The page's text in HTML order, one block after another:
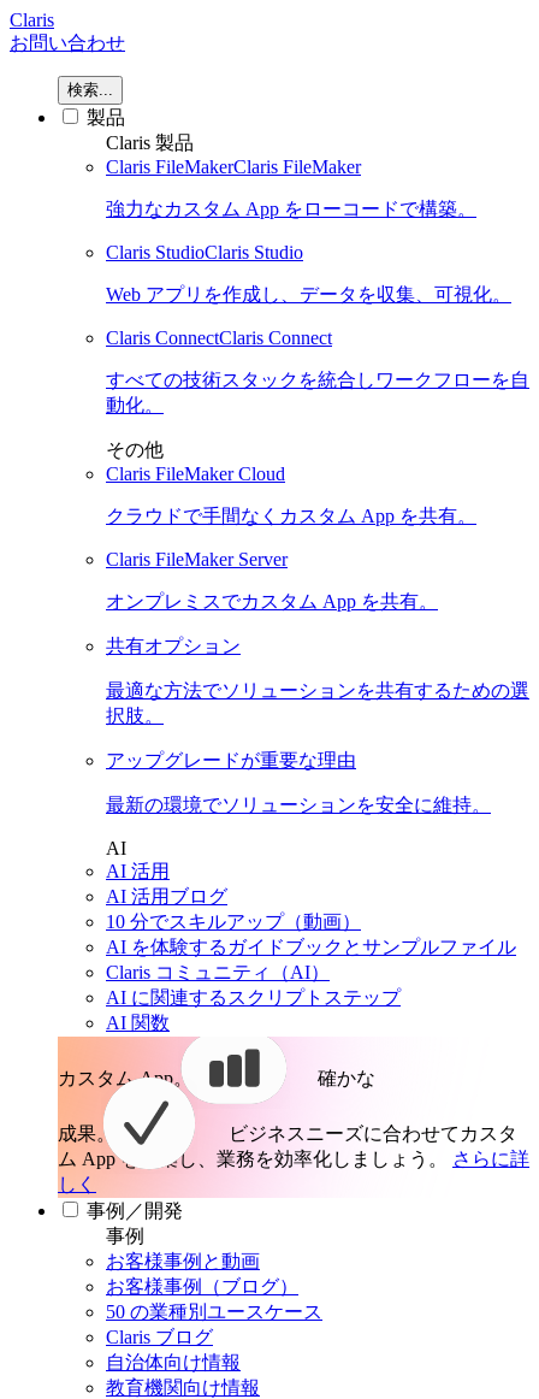
Claris
お問い合わせ
検索...
製品
Claris 製品
Claris FileMakerClaris FileMaker
強力なカスタム App をローコードで構築。
Claris StudioClaris Studio
Web アプリを作成し、データを収集、可視化。
Claris ConnectClaris Connect
すべての技術スタックを統合しワークフローを自
動化。
その他
Claris FileMaker Cloud
クラウドで手間なくカスタム App を共有。
Claris FileMaker Server
オンプレミスでカスタム App を共有。
共有オプション
最適な方法でソリューションを共有するための選
択肢。
アップグレードが重要な理由
最新の環境でソリューションを安全に維持。
AI
AI 活用
AI 活用ブログ
10 分でスキルアップ（動画）
AI を体験するガイドブックとサンプルファイル
Claris コミュニティ（AI）
AI に関連するスクリプトステップ
AI 関数
カスタム App。 確かな
成果。
ビジネスニーズに合わせてカスタ
ム App を構築し、業務を効率化しましょう。
さらに詳
しく
事例／開発
事例
お客様事例と動画
お客様事例（ブログ）
50 の業種別ユースケース
Claris ブログ
自治体向け情報
教育機関向け情報